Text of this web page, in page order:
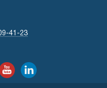
41-23